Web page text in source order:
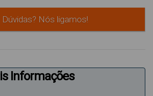
Dúvidas? Nós ligamos!
Informações